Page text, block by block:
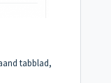
tabblad,